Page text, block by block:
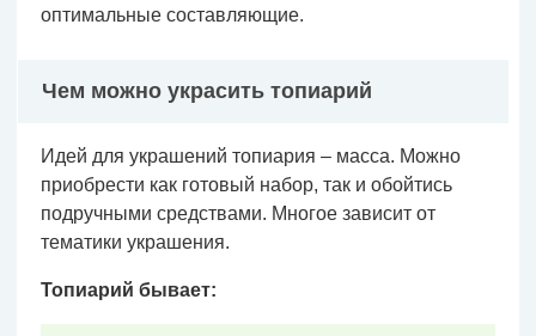
оптимальные составляющие.
Чем можно украсить топиарий
Идей для украшений топиария – масса. Можно
приобрести как готовый набор, так и обойтись
подручными средствами. Многое зависит от
тематики украшения.
Топиарий бывает: